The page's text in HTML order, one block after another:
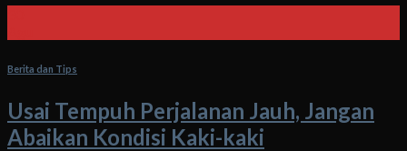
Berita dan Tips
Usai Tempuh Perjalanan Jauh, Jangan
Abaikan Kondisi Kaki-kaki